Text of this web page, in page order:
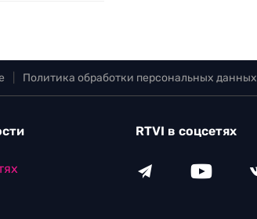
Политика обработки персональных данных
RTVI в соцсетях